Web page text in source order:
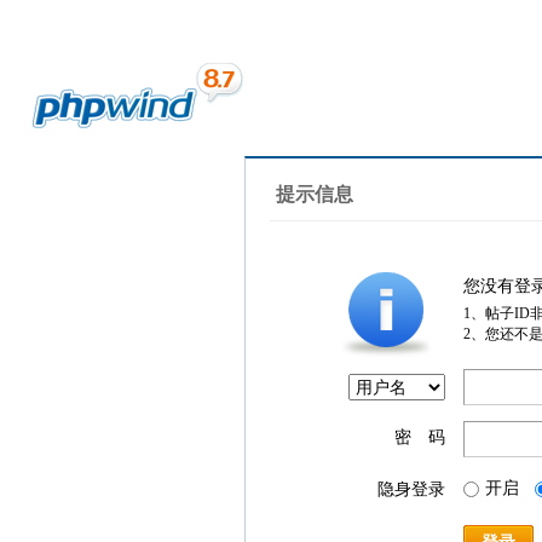
提示信息
您没有登
1、帖子ID
2、您还不
密 码
隐身登录 开启